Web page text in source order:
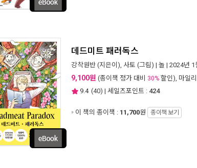
데드미트 패러독스
강착원반 (지은이), 사토 (그림) | 놀 | 2024년 1
9,100원 (종이책 정가 대비 30% 할인), 마일리
9.4 (40) | 세일즈포인트 : 424
이 책의 종이책 : 11,700원 종이책 보기